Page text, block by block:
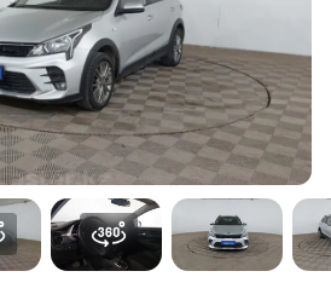
информацию об автомобиле:
пробег, история осмотров,
по базам РК и РФ
отчёт за 1000₸